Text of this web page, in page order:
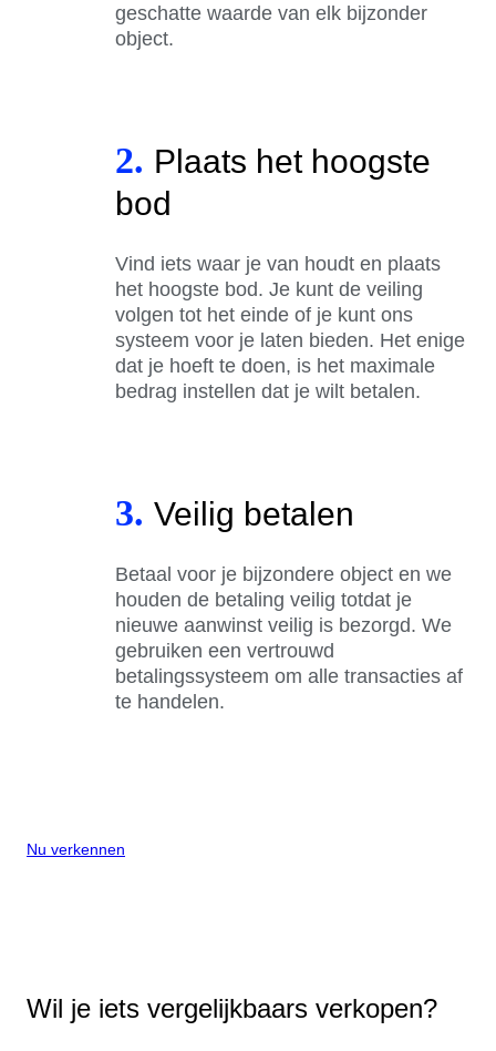
geschatte waarde van elk bijzonder
object.
2. Plaats het hoogste
bod
Vind iets waar je van houdt en plaats
het hoogste bod. Je kunt de veiling
volgen tot het einde of je kunt ons
systeem voor je laten bieden. Het enige
dat je hoeft te doen, is het maximale
bedrag instellen dat je wilt betalen.
3. Veilig betalen
Betaal voor je bijzondere object en we
houden de betaling veilig totdat je
nieuwe aanwinst veilig is bezorgd. We
gebruiken een vertrouwd
betalingssysteem om alle transacties af
te handelen.
Nu verkennen
Wil je iets vergelijkbaars verkopen?